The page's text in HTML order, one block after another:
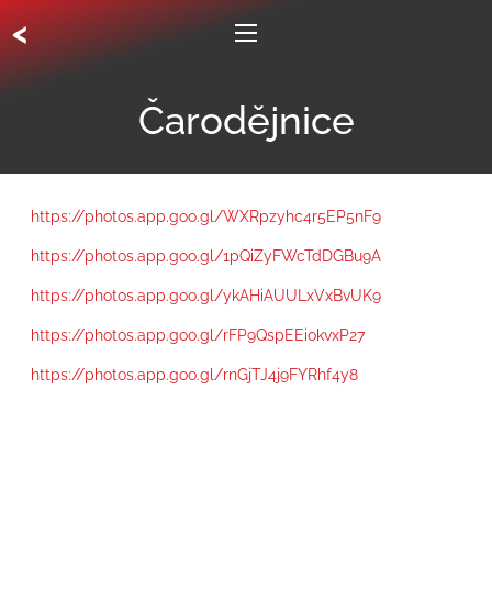
<
Čarodějnice
https://photos.app.goo.gl/WXRpzyhc4r5EP5nF9
https://photos.app.goo.gl/1pQiZyFWcTdDGBu9A
https://photos.app.goo.gl/ykAHiAUULxVxBvUK9
https://photos.app.goo.gl/rFP9QspEEiokvxP27
https://photos.app.goo.gl/rnGjTJ4j9FYRhf4y8